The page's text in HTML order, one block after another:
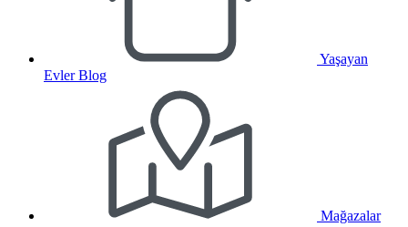
Yaşayan
Evler Blog
Mağazalar